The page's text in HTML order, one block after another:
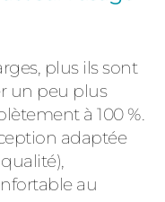
plus ils sont
un peu plus
à 100 %.
adaptée
au